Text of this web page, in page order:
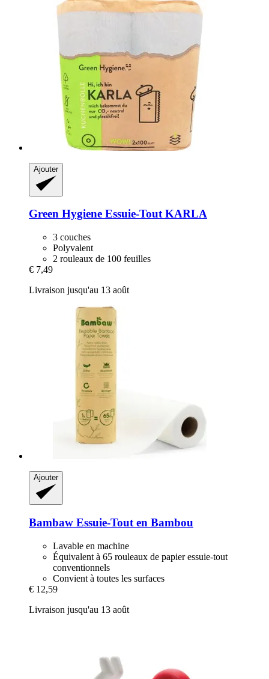
Ajouter
Green Hygiene Essuie-​Tout KARLA
3 couches
Polyvalent
2 rouleaux de 100 feuilles
€ 7,49
Livraison jusqu'au 13 août
Ajouter
Bambaw Essuie-​Tout en Bambou
Lavable en machine
Équivalent à 65 rouleaux de papier essuie-tout
conventionnels
Convient à toutes les surfaces
€ 12,59
Livraison jusqu'au 13 août